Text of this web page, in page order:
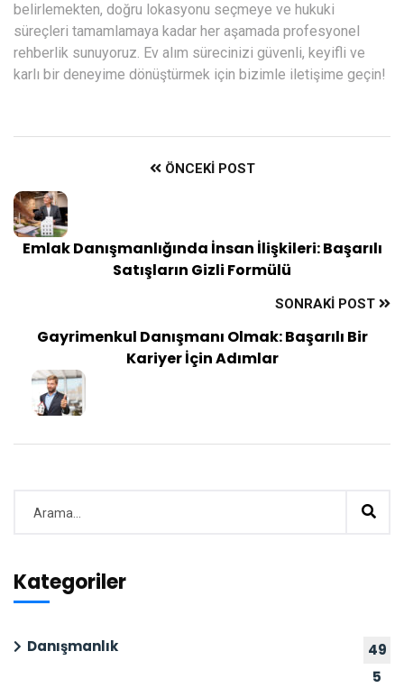
belirlemekten, doğru lokasyonu seçmeye ve hukuki
süreçleri tamamlamaya kadar her aşamada profesyonel
rehberlik sunuyoruz. Ev alım sürecinizi güvenli, keyifli ve
karlı bir deneyime dönüştürmek için bizimle iletişime geçin!
ÖNCEKI POST
Emlak Danışmanlığında İnsan İlişkileri: Başarılı
Satışların Gizli Formülü
SONRAKI POST
Gayrimenkul Danışmanı Olmak: Başarılı Bir
Kariyer İçin Adımlar
Kategoriler
Danışmanlık
49
5